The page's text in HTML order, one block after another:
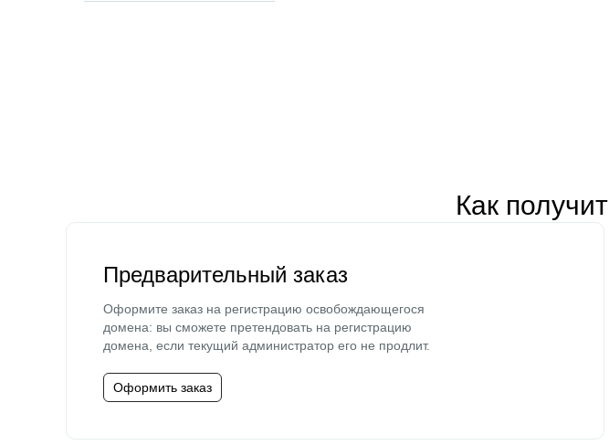
Как
Предварительный заказ
Оформите заказ на регистрацию освобождающегося
домена: вы сможете претендовать на регистрацию
домена, если текущий администратор его не продлит.
Оформить заказ